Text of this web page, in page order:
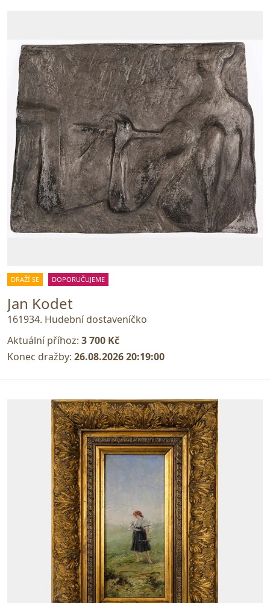
DRAŽÍ SE DOPORUČUJEME
Jan Kodet
161934. Hudební dostaveníčko
Aktuální příhoz: 3 700 Kč
Konec dražby: 26.08.2026 20:19:00